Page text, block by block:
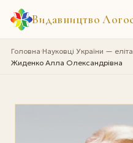
Видавництво
Головна›Науковці України —
Жиденко Алла Олександрівна